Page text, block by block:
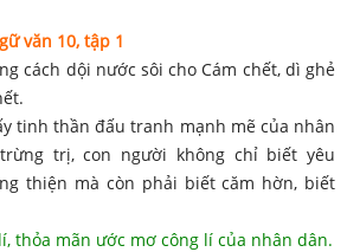
văn 10, tập 1
cách dội nước sôi cho Cám chết, dì ghẻ
tinh thần đấu tranh mạnh mẽ của nhân
trị, con người không chỉ biết yêu
thiện mà còn phải biết căm hờn, biết
thỏa mãn ước mơ công lí của nhân dân.